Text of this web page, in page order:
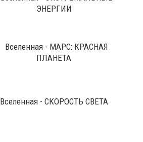
ЭНЕРГИИ
Вселенная - МАРС: КРАСНАЯ
ПЛАНЕТА
Вселенная - СКОРОСТЬ СВЕТА